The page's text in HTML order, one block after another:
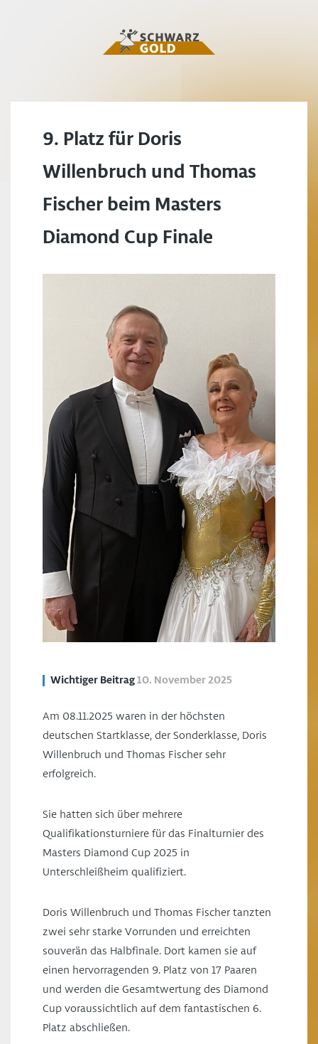
9. Platz für Doris
Willenbruch und Thomas
Fischer beim Masters
Diamond Cup Finale
Wichtiger Beitrag10. November 2025
Am 08.11.2025 waren in der höchsten
deutschen Startklasse, der Sonderklasse, Doris
Willenbruch und Thomas Fischer sehr
erfolgreich.
Sie hatten sich über mehrere
Qualifikationsturniere für das Finalturnier des
Masters Diamond Cup 2025 in
Unterschleißheim qualifiziert.
Doris Willenbruch und Thomas Fischer tanzten
zwei sehr starke Vorrunden und erreichten
souverän das Halbfinale. Dort kamen sie auf
einen hervorragenden 9. Platz von 17 Paaren
und werden die Gesamtwertung des Diamond
Cup voraussichtlich auf dem fantastischen 6.
Platz abschließen.